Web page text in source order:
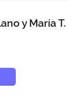
y María T.